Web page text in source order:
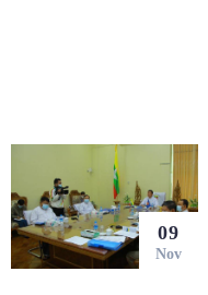
09
Nov